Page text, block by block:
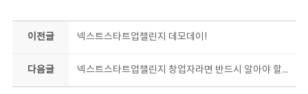
이전글 넥스트스타트업챌린지 데모데이!
다음글 넥스트스타트업챌린지 창업자라면 반드시 알아야 할 TIPS(사진)